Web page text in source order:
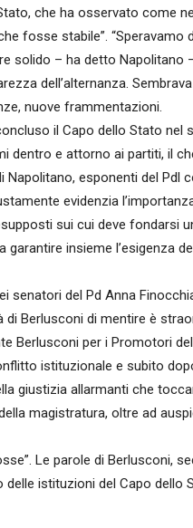
che ha osservato come
fosse stabile”. “Speravamo
solido – ha detto Napolitano
dell’alternanza.
nuove frammentazioni.
il Capo dello Stato
dentro e attorno ai partiti, il
esponenti del Pdl
evidenzia
sui cui deve fondarsi
garantire insieme l’esigenza
senatori del Pd Anna
di Berlusconi di mentire è
Berlusconi per i Promotori
istituzionale e subito
giustizia allarmanti che
magistratura, oltre ad
Le parole di Berlusconi,
istituzioni del Capo dello